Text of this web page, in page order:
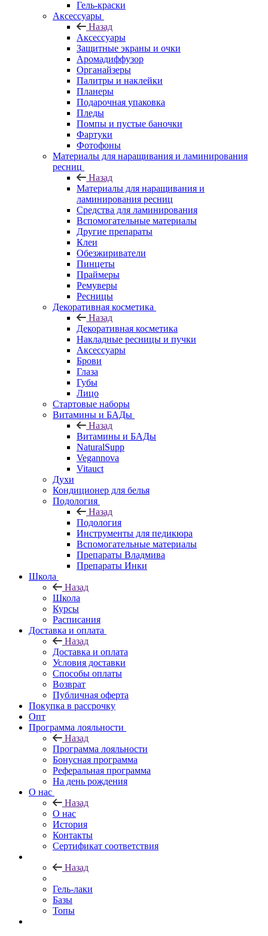
Гель-краски
Аксессуары
Назад
Аксессуары
Защитные экраны и очки
Аромадиффузор
Органайзеры
Палитры и наклейки
Планеры
Подарочная упаковка
Пледы
Помпы и пустые баночки
Фартуки
Фотофоны
Материалы для наращивания и ламинирования
ресниц
Назад
Материалы для наращивания и
ламинирования ресниц
Средства для ламинирования
Вспомогательные материалы
Другие препараты
Клеи
Обезжириватели
Пинцеты
Праймеры
Ремуверы
Ресницы
Декоративная косметика
Назад
Декоративная косметика
Накладные ресницы и пучки
Аксессуары
Брови
Глаза
Губы
Лицо
Стартовые наборы
Витамины и БАДы
Назад
Витамины и БАДы
NaturalSupp
Vegannova
Vitauct
Духи
Кондиционер для белья
Подология
Назад
Подология
Инструменты для педикюра
Вспомогательные материалы
Препараты Владмива
Препараты Инки
Школа
Назад
Школа
Курсы
Расписания
Доставка и оплата
Назад
Доставка и оплата
Условия доставки
Способы оплаты
Возврат
Публичная оферта
Покупка в рассрочку
Опт
Программа лояльности
Назад
Программа лояльности
Бонусная программа
Реферальная программа
На день рождения
О нас
Назад
О нас
История
Контакты
Сертификат соответствия
Назад
Гель-лаки
Базы
Топы